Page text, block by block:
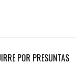
POR PRESUNTAS